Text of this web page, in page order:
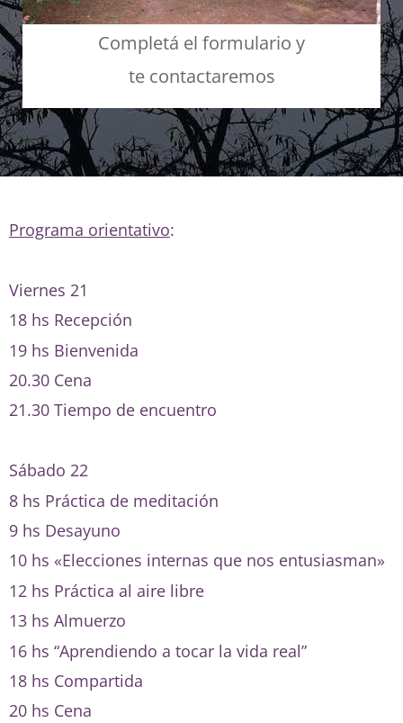
Completá el formulario y
te contactaremos
Programa orientativo:
Viernes 21
18 hs Recepción
19 hs Bienvenida
20.30 Cena
21.30 Tiempo de encuentro
Sábado 22
8 hs Práctica de meditación
9 hs Desayuno
10 hs «Elecciones internas que nos entusiasman»
12 hs Práctica al aire libre
13 hs Almuerzo
16 hs “Aprendiendo a tocar la vida real”
18 hs Compartida
20 hs Cena